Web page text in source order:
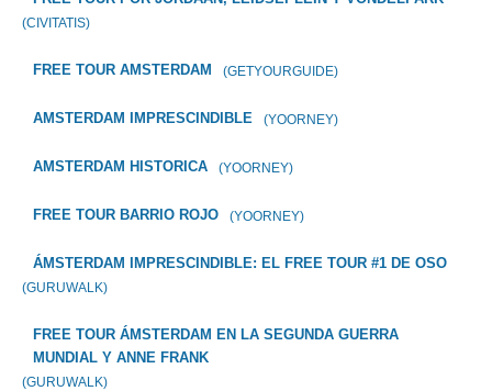
(CIVITATIS)
FREE TOUR AMSTERDAM (GETYOURGUIDE)
AMSTERDAM IMPRESCINDIBLE (YOORNEY)
AMSTERDAM HISTORICA (YOORNEY)
FREE TOUR BARRIO ROJO (YOORNEY)
ÁMSTERDAM IMPRESCINDIBLE: EL FREE TOUR #1 DE OSO
(GURUWALK)
FREE TOUR ÁMSTERDAM EN LA SEGUNDA GUERRA
MUNDIAL Y ANNE FRANK
(GURUWALK)